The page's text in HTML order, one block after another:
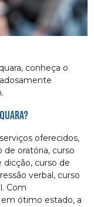
conheça o
oferecidos,
oratória, curso
dicção, curso de
verbal, curso
Com
ótimo estado, a